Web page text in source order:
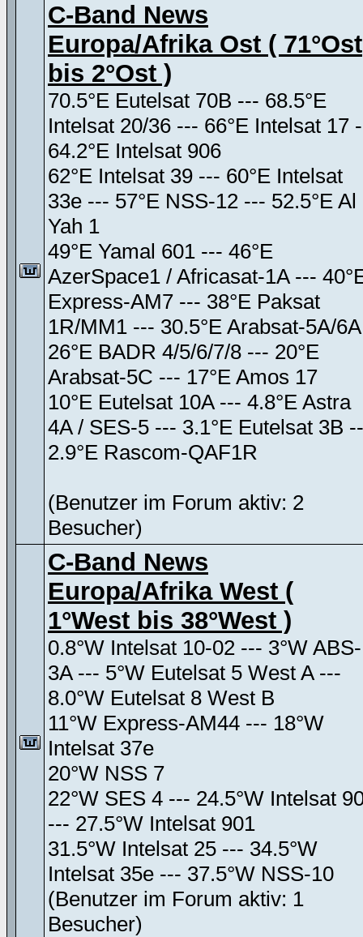
C-Band News
Europa/Afrika Ost ( 71°Ost
bis 2°Ost )
70.5°E Eutelsat 70B --- 68.5°E
Intelsat 20/36 --- 66°E Intelsat 17
64.2°E Intelsat 906
62°E Intelsat 39 --- 60°E Intelsat
33e --- 57°E NSS-12 --- 52.5°E Al
Yah 1
49°E Yamal 601 --- 46°E
AzerSpace1 / Africasat-1A ---
Express-AM7 --- 38°E Paksat
1R/MM1 --- 30.5°E Arabsat-5A/6A
26°E BADR 4/5/6/7/8 --- 20°E
Arabsat-5C --- 17°E Amos 17
10°E Eutelsat 10A --- 4.8°E Astra
4A / SES-5 --- 3.1°E Eutelsat 3B
2.9°E Rascom-QAF1R
(Benutzer im Forum aktiv: 2
Besucher)
C-Band News
Europa/Afrika West (
1°West bis 38°West )
0.8°W Intelsat 10-02 --- 3°W ABS-
3A --- 5°W Eutelsat 5 West A ---
8.0°W Eutelsat 8 West B
11°W Express-AM44 --- 18°W
Intelsat 37e
20°W NSS 7
22°W SES 4 --- 24.5°W Intelsat
--- 27.5°W Intelsat 901
31.5°W Intelsat 25 --- 34.5°W
Intelsat 35e --- 37.5°W NSS-10
(Benutzer im Forum aktiv: 1
Besucher)